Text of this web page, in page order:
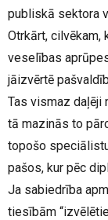
publiskā sektora
Otrkārt, cilvēkam,
veselības
jāizvērtē
Tas vismaz daļēji
tā mazinās to
topošo
pašos, kur pēc
Ja sabiedrība
tiesībām